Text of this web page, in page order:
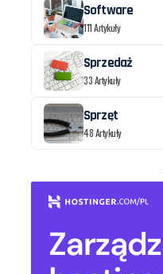
Software
111 Artykuły
Sprzedaż
33 Artykuły
Sprzęt
48 Artykuły